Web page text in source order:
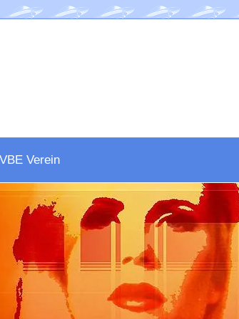
VBE Verein